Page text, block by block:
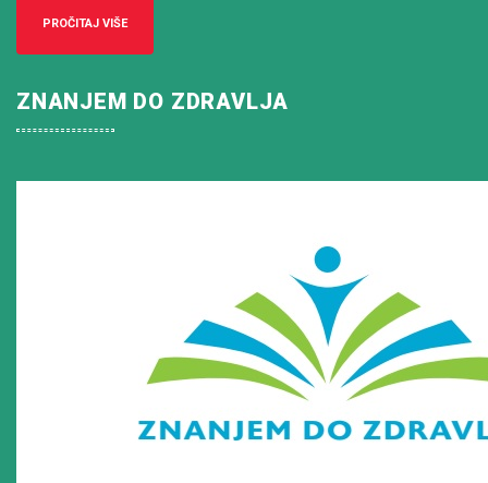
PROČITAJ VIŠE
ZNANJEM DO ZDRAVLJA